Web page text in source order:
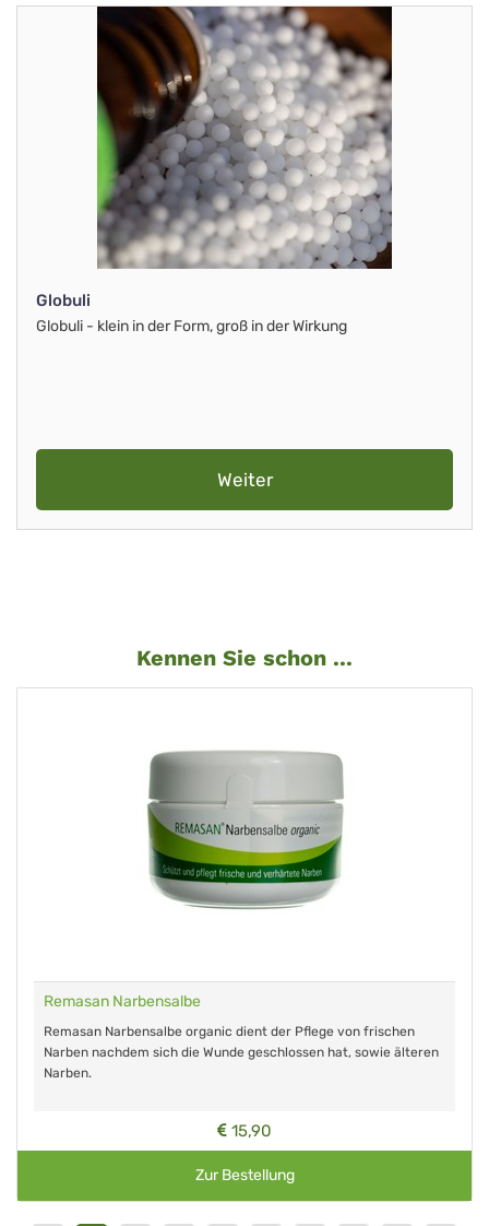
Globuli
Globuli - klein in der Form, groß in der Wirkung
Weiter
Kennen Sie schon ...
Remasan Narbensalbe
Remasan Narbensalbe organic dient der Pflege von frischen
Narben nachdem sich die Wunde geschlossen hat, sowie älteren
Narben.
15,90
Zur Bestellung